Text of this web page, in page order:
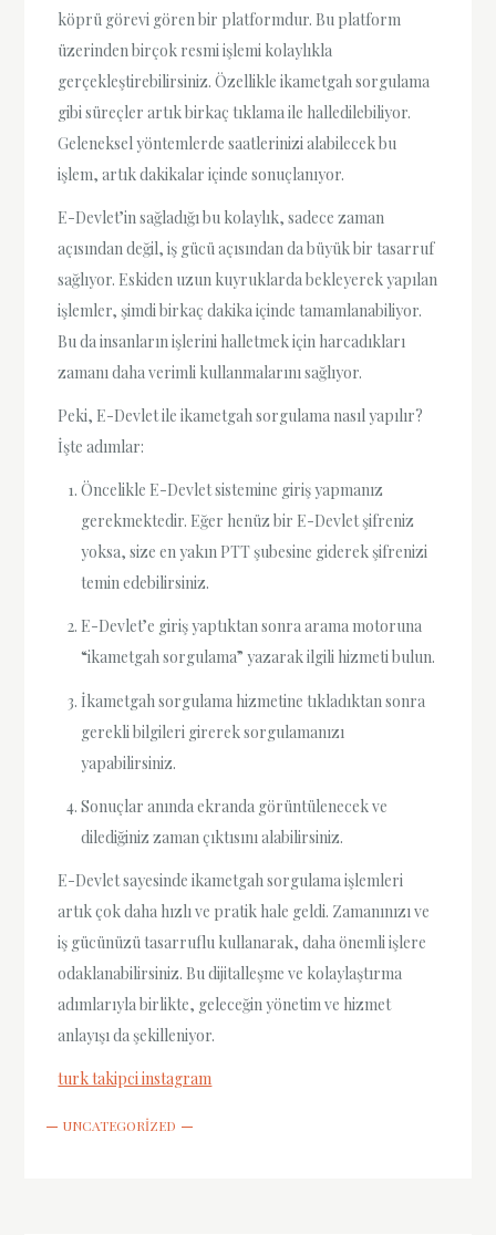
köprü görevi gören bir platformdur. Bu platform
üzerinden birçok resmi işlemi kolaylıkla
gerçekleştirebilirsiniz. Özellikle ikametgah sorgulama
gibi süreçler artık birkaç tıklama ile halledilebiliyor.
Geleneksel yöntemlerde saatlerinizi alabilecek bu
işlem, artık dakikalar içinde sonuçlanıyor.
E-Devlet’in sağladığı bu kolaylık, sadece zaman
açısından değil, iş gücü açısından da büyük bir tasarruf
sağlıyor. Eskiden uzun kuyruklarda bekleyerek yapılan
işlemler, şimdi birkaç dakika içinde tamamlanabiliyor.
Bu da insanların işlerini halletmek için harcadıkları
zamanı daha verimli kullanmalarını sağlıyor.
Peki, E-Devlet ile ikametgah sorgulama nasıl yapılır?
İşte adımlar:
Öncelikle E-Devlet sistemine giriş yapmanız
gerekmektedir. Eğer henüz bir E-Devlet şifreniz
yoksa, size en yakın PTT şubesine giderek şifrenizi
temin edebilirsiniz.
E-Devlet’e giriş yaptıktan sonra arama motoruna
“ikametgah sorgulama” yazarak ilgili hizmeti bulun.
İkametgah sorgulama hizmetine tıkladıktan sonra
gerekli bilgileri girerek sorgulamanızı
yapabilirsiniz.
Sonuçlar anında ekranda görüntülenecek ve
dilediğiniz zaman çıktısını alabilirsiniz.
E-Devlet sayesinde ikametgah sorgulama işlemleri
artık çok daha hızlı ve pratik hale geldi. Zamanınızı ve
iş gücünüzü tasarruflu kullanarak, daha önemli işlere
odaklanabilirsiniz. Bu dijitalleşme ve kolaylaştırma
adımlarıyla birlikte, geleceğin yönetim ve hizmet
anlayışı da şekilleniyor.
turk takipci instagram
UNCATEGORIZED